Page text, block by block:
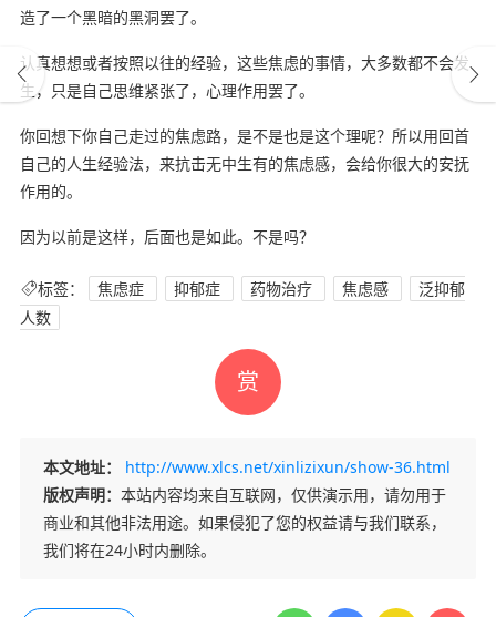
造了一个黑暗的黑洞罢了。
认真想想或者按照以往的经验，这些焦虑的事情，大多数都不会发
生，只是自己思维紧张了，心理作用罢了。
你回想下你自己走过的焦虑路，是不是也是这个理呢？所以用回首
自己的人生经验法，来抗击无中生有的焦虑感，会给你很大的安抚
作用的。
因为以前是这样，后面也是如此。不是吗？
标签： 焦虑症 抑郁症 药物治疗 焦虑感
泛抑郁
人数
赏
本文地址：
http://www.xlcs.net/xinlizixun/show-36.html
版权声明： 本站内容均来自互联网，仅供演示用，请勿用于
商业和其他非法用途。如果侵犯了您的权益请与我们联系，
我们将在24小时内删除。